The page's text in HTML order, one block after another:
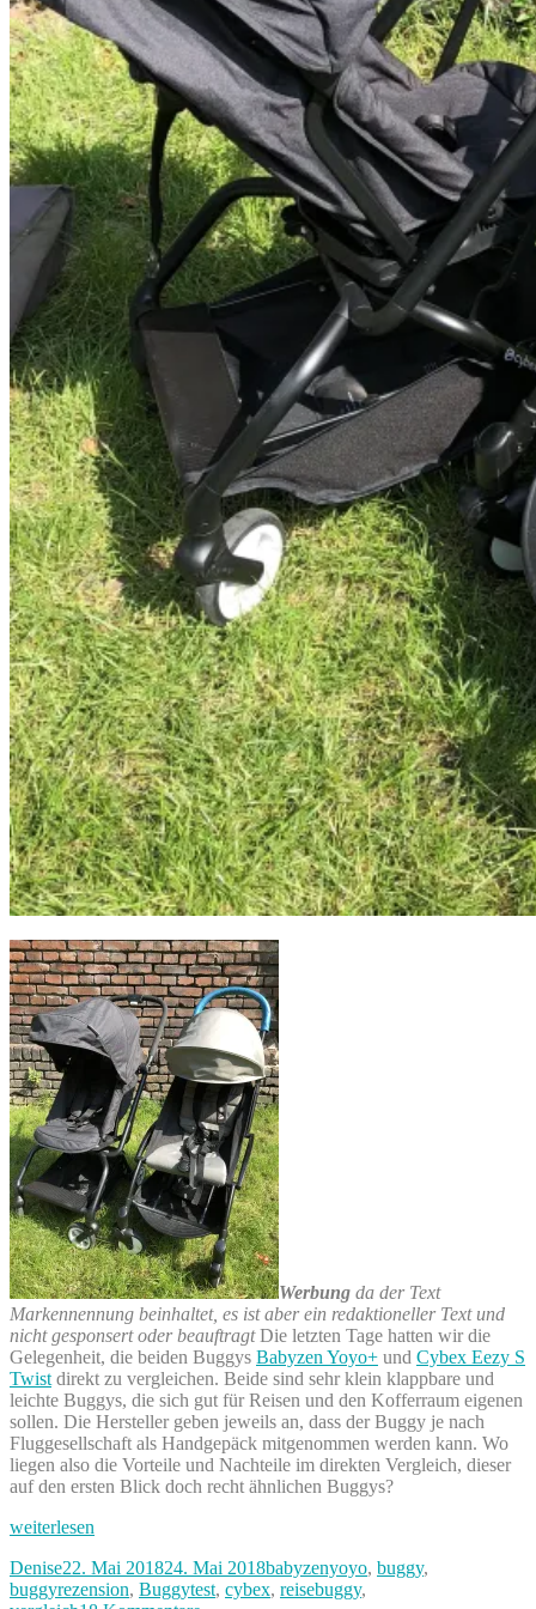
Werbung da der Text
Markennennung beinhaltet, es ist aber ein redaktioneller Text und
nicht gesponsert oder beauftragtDie letzten Tage hatten wir die
Gelegenheit, die beiden Buggys Babyzen Yoyo+ und Cybex Eezy S
Twist direkt zu vergleichen. Beide sind sehr klein klappbare und
leichte Buggys, die sich gut für Reisen und den Kofferraum eigenen
sollen. Die Hersteller geben jeweils an, dass der Buggy je nach
Fluggesellschaft als Handgepäck mitgenommen werden kann. Wo
liegen also die Vorteile und Nachteile im direkten Vergleich, dieser
auf den ersten Blick doch recht ähnlichen Buggys?
„Babyzen
vs.
Cybex
weiterlesen
Autor
DeniseVeröffentlicht
am
22. Mai 201824. Mai 2018Kategorien
babyzenyoyo, buggy,
buggyrezension, Buggytest, cybex, reisebuggy,